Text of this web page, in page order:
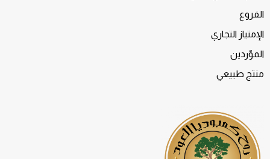
الفروع
الإمتياز التجاري
الموّردين
منتج طبيعي